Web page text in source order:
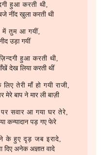
हुआ करती थी,
नींद खुला करती थी
में तुम आ गयीं,
उड़ा गयीं
हुआ करती थी,
देख लिया करती थीं
तेरी माँ हो गयी राजी,
मेरे बाप ने मार ली बाज़ी
पर सवार आ गया घर तेरे,
कन्यादान पड़ गए फेरे
के हुए दृड़ जब इरादे,
अनेक अज्ञात वादे